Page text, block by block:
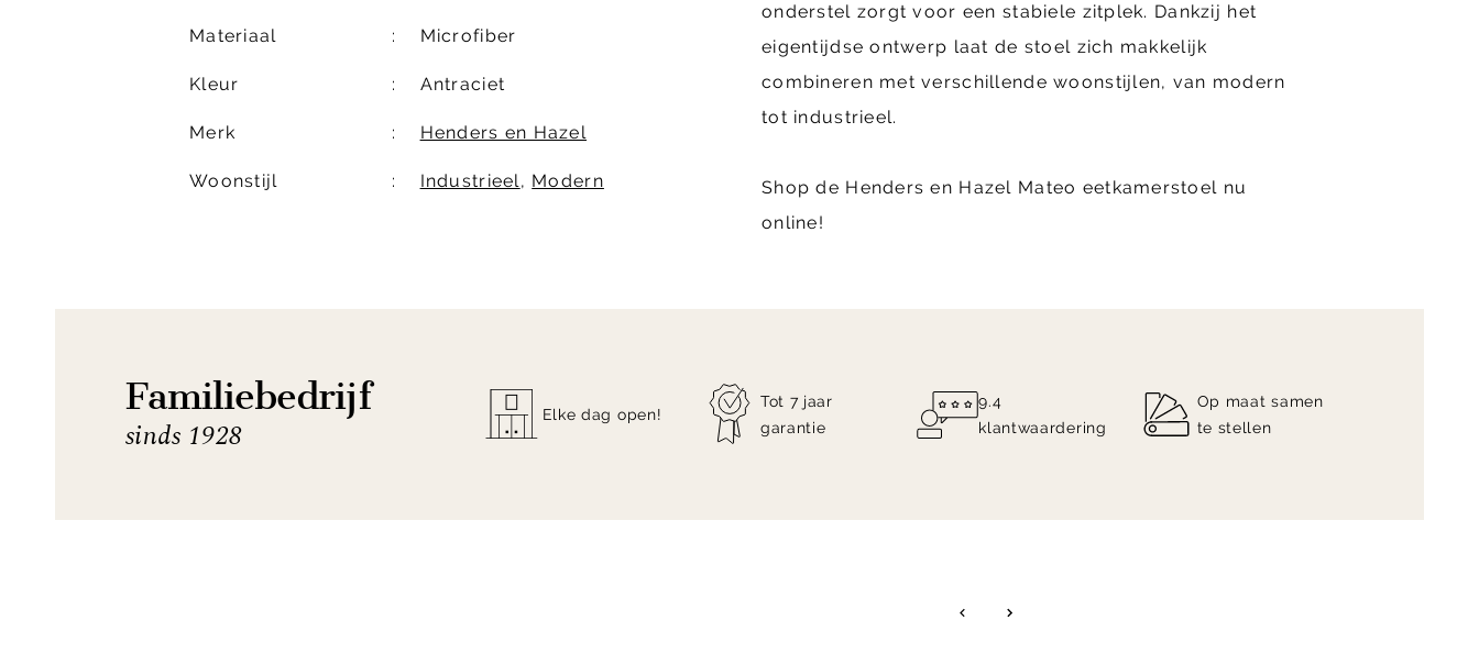
Materiaal Microfiber
Kleur Antraciet
Merk Henders en Hazel
Woonstijl Industrieel, Modern
onderstel zorgt voor een stabiele zitplek. Dankzij het
eigentijdse ontwerp laat de stoel zich makkelijk
combineren met verschillende woonstijlen, van modern
tot industrieel.
Shop de Henders en Hazel Mateo eetkamerstoel nu
online!
Familiebedrijf
sinds 1928
Elke dag open!
Tot 7 jaar
garantie
9.4
klantwaardering
Op maat samen
te stellen